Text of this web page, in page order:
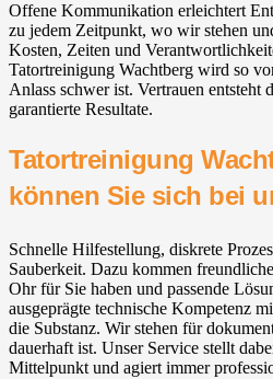
Offene Kommunikation erleichtert
zu jedem Zeitpunkt, wo wir stehen
Kosten, Zeiten und
Tatortreinigung Wachtberg⁠ wird so
Anlass schwer ist. Vertrauen entsteht
garantierte Resultate.
Tatortreinigung
können Sie sich bei
Schnelle Hilfestellung, diskrete
Sauberkeit. Dazu kommen
Ohr für Sie haben und passende
ausgeprägte technische Kompetenz
die Substanz. Wir stehen für
dauerhaft ist. Unser Service stellt
Mittelpunkt und agiert immer